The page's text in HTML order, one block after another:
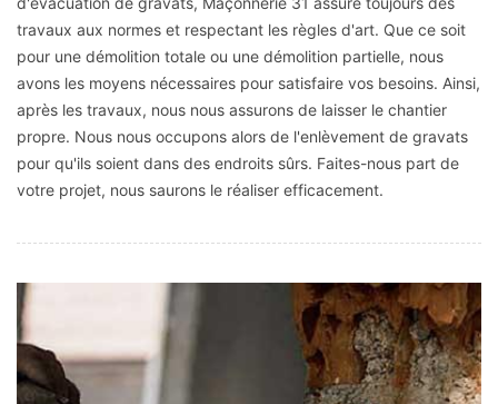
travaux aux normes et respectant les règles d'art. Que ce soit
pour une démolition totale ou une démolition partielle, nous
avons les moyens nécessaires pour satisfaire vos besoins. Ainsi,
après les travaux, nous nous assurons de laisser le chantier
propre. Nous nous occupons alors de l'enlèvement de gravats
pour qu'ils soient dans des endroits sûrs. Faites-nous part de
votre projet, nous saurons le réaliser efficacement.